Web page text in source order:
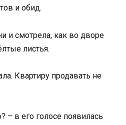
и обид.
и смотрела, как во дворе
листья.
Квартиру продавать не
– в его голосе появилась